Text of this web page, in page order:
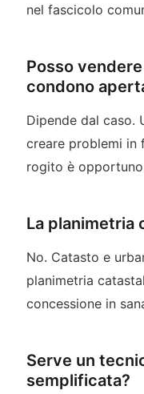
nel fascicolo
Posso
condono
Dipende dal caso.
creare problemi in
rogito è
La planimetria
No. Catasto e
planimetria
concessione in
Serve un
semplificata?